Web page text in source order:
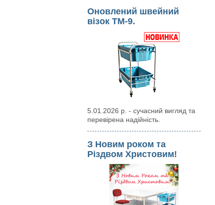
Оновлений швейний
візок ТМ-9.
5.01.2026 р. - сучасний вигляд та
перевірена надійність.
З Новим роком та
Різдвом Христовим!